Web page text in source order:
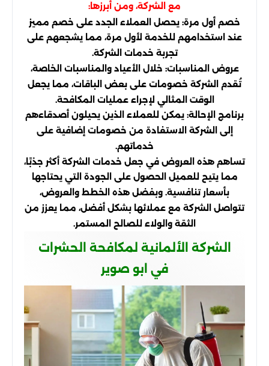
مع الشركة، ومن أبرزها:
خصم أول مرة: يحصل العملاء الجدد على خصم مميز
عند استخدامهم للخدمة لأول مرة، مما يشجعهم على
تجربة خدمات الشركة.
عروض المناسبات: خلال الأعياد والمناسبات الخاصة،
تُقدم الشركة خصومات على بعض الباقات، مما يجعل
الوقت المثالي لإجراء عمليات المكافحة.
برنامج الإحالة: يمكن للعملاء الذين يحيلون أصدقاءهم
إلى الشركة الاستفادة من خصومات إضافية على
خدماتهم.
تساهم هذه العروض في جعل خدمات الشركة أكثر جذبًا،
مما يتيح للعميل الحصول على الجودة التي يحتاجها
بأسعار تنافسية. وبفضل هذه الخطط والعروض،
تتواصل الشركة مع عملائها بشكل أفضل، مما يعزز من
الثقة والولاء للصالح المستمر.
الشركة الألمانية لمكافحة الحشرات
في ابو صوير